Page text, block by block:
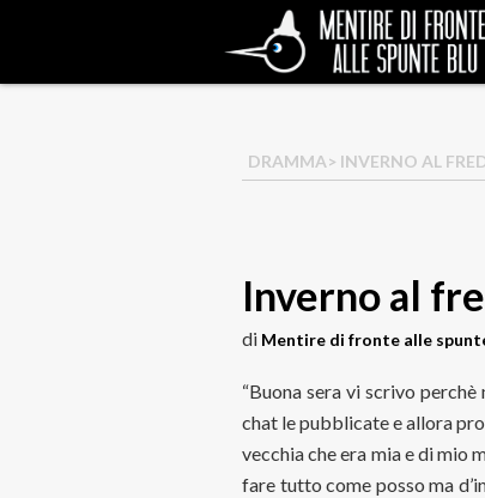
DRAMMA> INVERNO AL
Inverno al
di Mentire di fronte alle
“Buona sera vi scrivo
chat le pubblicate e allora
vecchia che era mia e di mio
fare tutto come posso ma